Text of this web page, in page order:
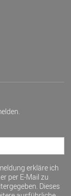
erkläre ich
per E-Mail zu
Dieses